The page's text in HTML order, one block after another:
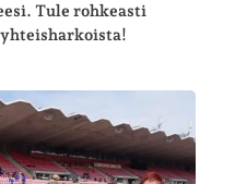
Tule rohkeasti